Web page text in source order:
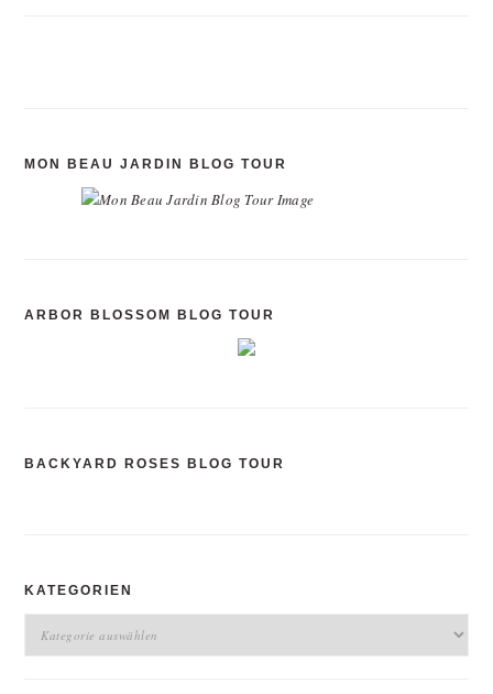
MON BEAU JARDIN BLOG TOUR
ARBOR BLOSSOM BLOG TOUR
BACKYARD ROSES BLOG TOUR
KATEGORIEN